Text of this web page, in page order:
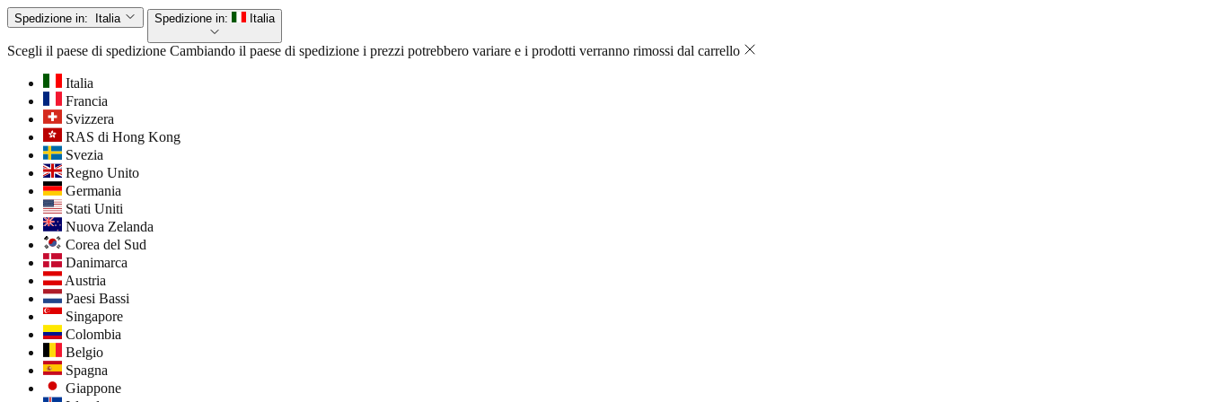
Spedizione in: Italia Spedizione in: Italia
Scegli il paese di spedizione Cambiando il paese di spedizione i prezzi potrebbero variare e i prodotti verranno rimossi dal carrello
Italia
Francia
Svizzera
RAS di Hong Kong
Svezia
Regno Unito
Germania
Stati Uniti
Nuova Zelanda
Corea del Sud
Danimarca
Austria
Paesi Bassi
Singapore
Colombia
Belgio
Spagna
Giappone